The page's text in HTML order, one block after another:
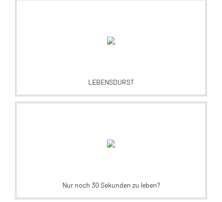
LEBENSDURST
Nur noch 30 Sekunden zu leben?